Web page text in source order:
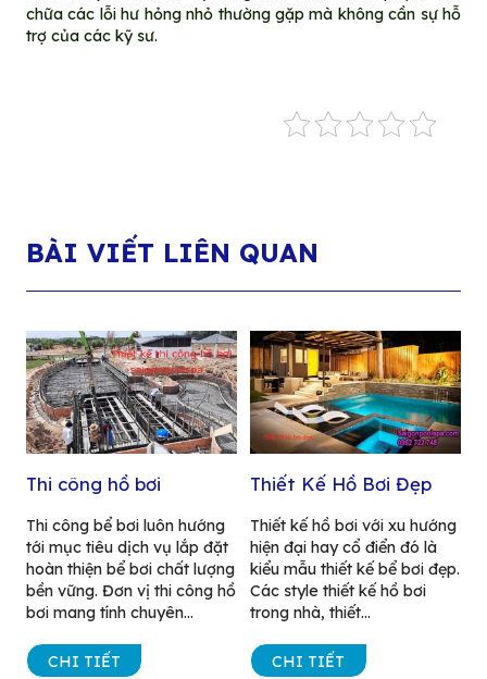
chữa các lỗi hư hỏng nhỏ thường gặp mà không cần sự hỗ
trợ của các kỹ sư.
BÀI VIẾT LIÊN QUAN
Thi công hồ bơi
Thi công bể bơi luôn hướng
tới mục tiêu dịch vụ lắp đặt
hoàn thiện bể bơi chất lượng
bền vững. Đơn vị thi công hồ
bơi mang tính chuyên...
CHI TIẾT
Thiết Kế Hồ Bơi Đẹp
Thiết kế hồ bơi với xu hướng
hiện đại hay cổ điển đó là
kiểu mẫu thiết kế bể bơi đẹp.
Các style thiết kế hồ bơi
trong nhà, thiết...
CHI TIẾT